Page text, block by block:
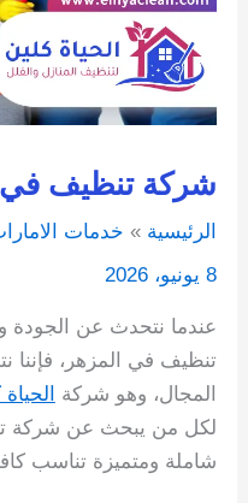
شركة تنظيف في
الرئيسية خدمات
8 يونيو، 2026
عندما نتحدث عن الجودة
تنظيف في المزهر،
المجال، وهو شركة
لكل من يبحث عن شركة
شاملة ومتميزة تناسب